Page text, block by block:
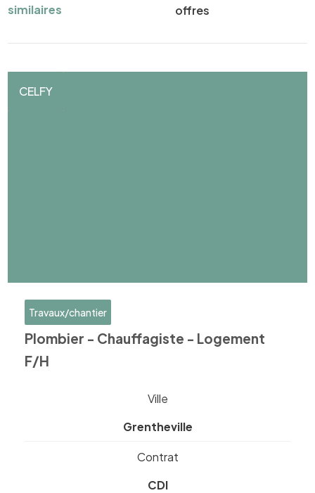
similaires
offres
CELFY
Travaux/chantier
Plombier - Chauffagiste - Logement
F/H
Ville
Grentheville
Contrat
CDI